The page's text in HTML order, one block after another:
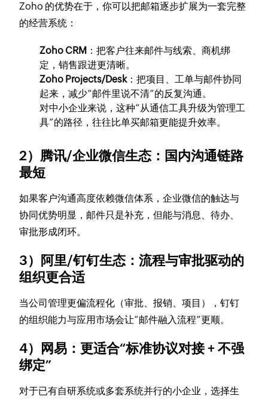
Zoho 的优势在于，你可以把邮箱逐步扩展为一套完整
的经营系统：
Zoho CRM ：把客户往来邮件与线索、商机绑
定，销售跟进更清晰。
Zoho Projects/Desk：把项目、工单与邮件协同
起来，减少“邮件里说不清”的反复沟通。
对中小企业来说，这种“从通信工具升级为管理工
具”的路径，往往比单买邮箱更能提升效率。
2）腾讯/企业微信生态：国内沟通链路
最短
如果客户沟通高度依赖微信体系，企业微信的触达与
协同优势明显，邮件只是补充，但能与消息、待办、
审批形成闭环。
3）阿里/钉钉生态：流程与审批驱动的
组织更合适
当公司管理更偏流程化（审批、报销、项目），钉钉
的组织能力与应用市场会让“邮件融入流程”更顺。
4）网易：更适合“标准协议对接 + 不强
绑定”
对于已有自研系统或多套系统并行的小企业，选择生